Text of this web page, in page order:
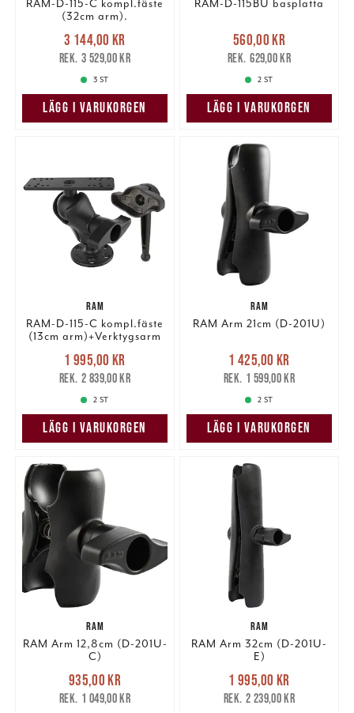
RAM-D-115-C kompl.fäste
(32cm arm).
Nuvarande pris
3 144,00 krTidigare pris
3 529,00 kr
3 144,00 kr
3 529,00 kr
3 ST
LÄGG I VARUKORGEN
RAM-D-115BU basplatta
Nuvarande pris
560,00 krTidigare pris
629,00 kr
560,00 kr
629,00 kr
2 ST
LÄGG I VARUKORGEN
RAM
RAM-D-115-C kompl.fäste
(13cm arm)+Verktygsarm
Nuvarande pris
1 995,00 krTidigare pris
2 839,00 kr
1 995,00 kr
2 839,00 kr
2 ST
LÄGG I VARUKORGEN
RAM
RAM Arm 21cm (D-201U)
Nuvarande pris
1 425,00 krTidigare pris
1 599,00 kr
1 425,00 kr
1 599,00 kr
2 ST
LÄGG I VARUKORGEN
RAM
RAM Arm 12,8cm (D-201U-
C)
Nuvarande pris
935,00 krTidigare pris
1 049,00 kr
935,00 kr
1 049,00 kr
RAM
RAM Arm 32cm (D-201U-
E)
Nuvarande pris
1 995,00 krTidigare pris
2 239,00 kr
1 995,00 kr
2 239,00 kr